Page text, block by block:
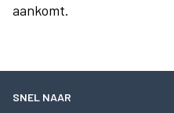
aankomt.
SNEL NAAR